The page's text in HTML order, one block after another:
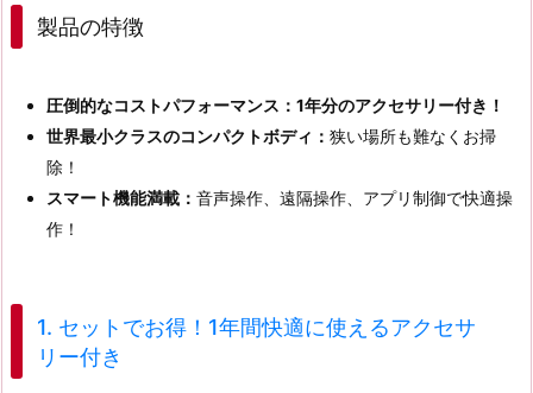
製品の特徴
圧倒的なコストパフォーマンス：1年分のアクセサリー付き！
世界最小クラスのコンパクトボディ： 狭い場所も難なくお掃
除！
スマート機能満載： 音声操作、遠隔操作、アプリ制御で快適操
作！
1. セットでお得！1年間快適に使えるアクセサ
リー付き